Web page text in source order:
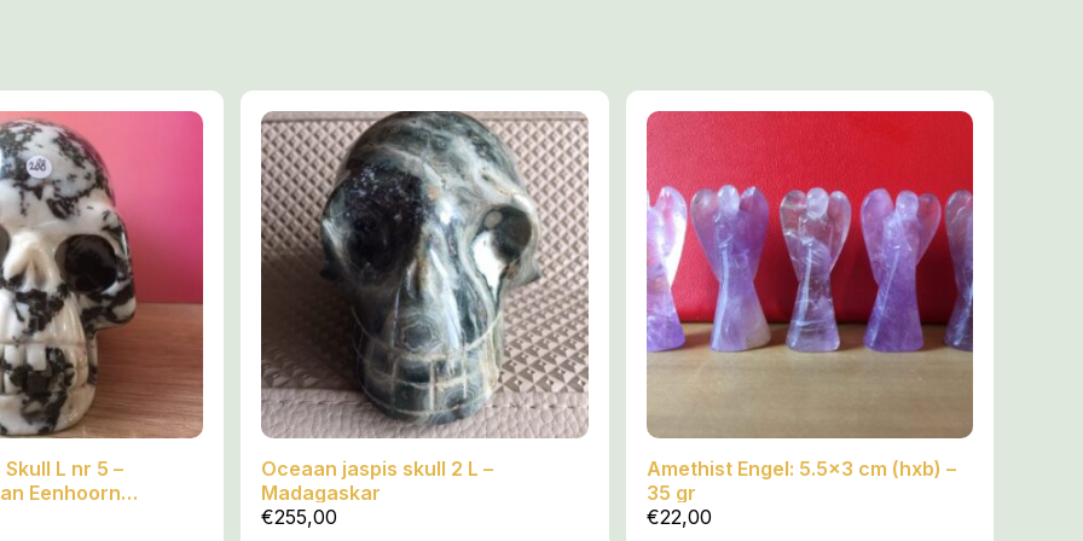
Als Godinnelijke Boodschappers van LeMUria
herstellen zij de oorspronkelijke Blauwdruk van
Licht en Liefde op Aarde.
Zij dragen de veerkrachtige zielenstem van de
Grote Kosmische Moeder en brengen haar helende
Adem tot in iedere Merdiaan en Dimensie.
Zo dienen zij als fijnbesnaarde instrumenten van
Planetaire transformatie en bouwen zij het nieuwe
Godinnelijke Gouden LeMUria Tijdperk op Moeder
LeMUria.
L nr 5 –
Eenhoorn
Oceaan jaspis skull 2 L –
Madagaskar
€255,00
Amethist Engel: 5.5×3 cm (hxb) –
35 gr
€22,00